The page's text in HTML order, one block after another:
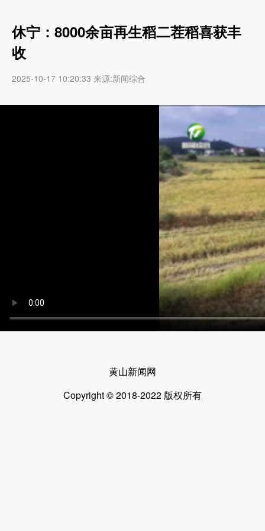
休宁：8000余亩再生稻二茬稻喜获丰
收
2025-10-17 10:20:33 来源:新闻综合
黄山新闻网
Copyright © 2018-2022 版权所有